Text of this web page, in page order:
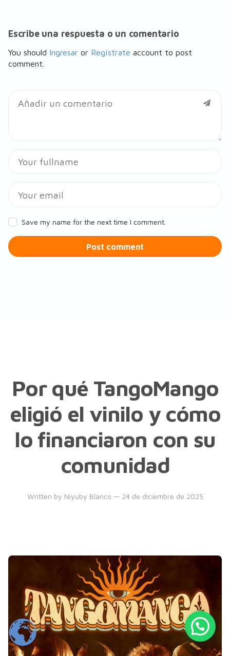
Escribe una respuesta o un comentario
You should Ingresar or Regístrate account to post
comment.
Save my name for the next time I comment.
Post comment
Por qué TangoMango
eligió el vinilo y cómo
lo financiaron con su
comunidad
Written by Niyuby Blanco — 24 de diciembre de 2025